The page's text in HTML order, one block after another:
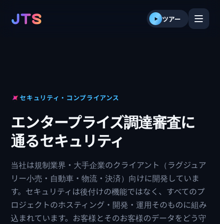
ツアー
セキュリティ・コンプライアンス
エンタープライズ調達審査に
通るセキュリティ
当社は規制業界・大手企業のクライアント（ラグジュア
リー小売・自動車・物流・決済）向けに開発していま
す。セキュリティは後付けの機能ではなく、すべてのプ
ロジェクトのホスティング・開発・運用そのものに組み
込まれています。お客様とそのお客様のデータをどう守